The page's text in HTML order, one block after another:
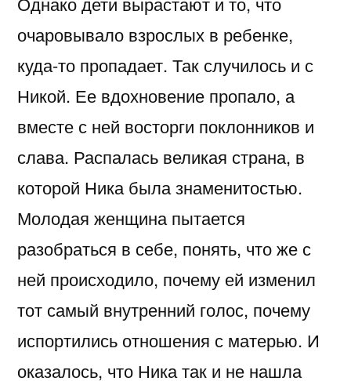
очаровывало взрослых в ребенке,
куда-то пропадает. Так случилось и с
Никой. Ее вдохновение пропало, а
вместе с ней восторги поклонников и
слава. Распалась великая страна, в
которой Ника была знаменитостью.
Молодая женщина пытается
разобраться в себе, понять, что же с
ней происходило, почему ей изменил
тот самый внутренний голос, почему
испортились отношения с матерью. И
оказалось, что Ника так и не нашла